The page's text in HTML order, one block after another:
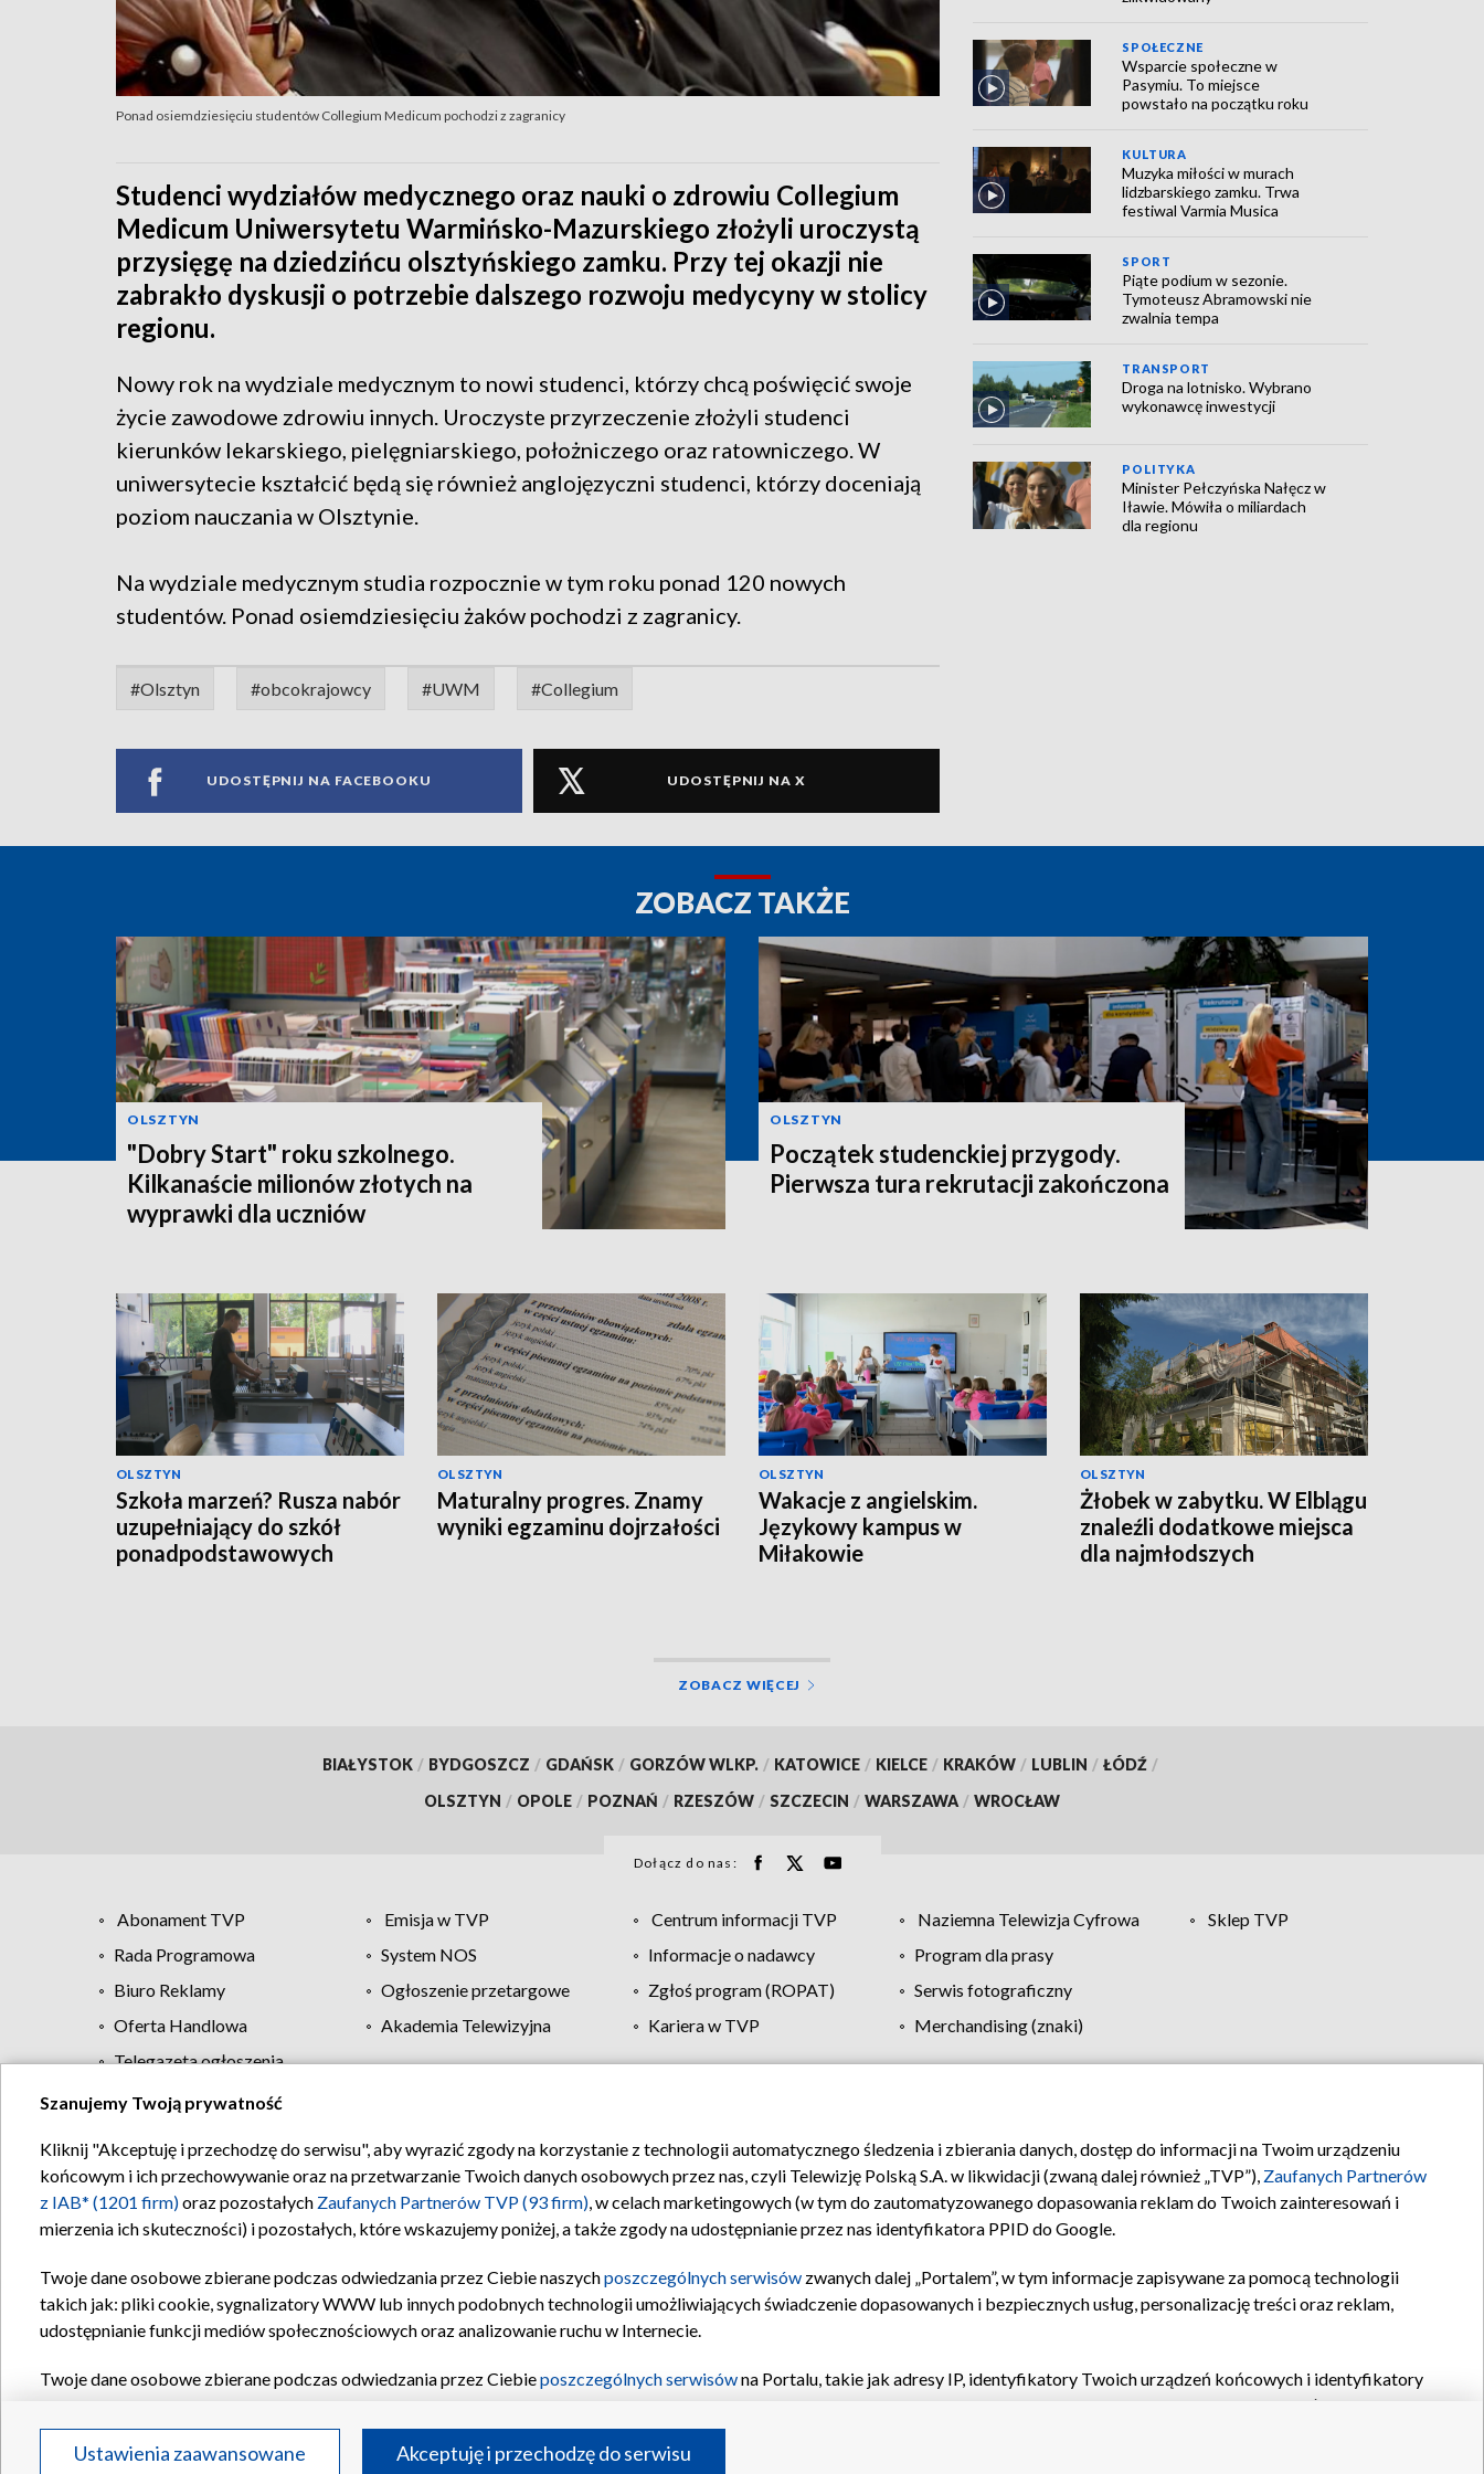
Ponad osiemdziesięciu studentów Collegium Medicum pochodzi z zagranicy
Studenci wydziałów medycznego oraz nauki o zdrowiu Collegium
Medicum Uniwersytetu Warmińsko-Mazurskiego złożyli uroczystą
przysięgę na dziedzińcu olsztyńskiego zamku. Przy tej okazji nie
zabrakło dyskusji o potrzebie dalszego rozwoju medycyny w stolicy
regionu.
Nowy rok na wydziale medycznym to nowi studenci, którzy chcą poświęcić swoje
życie zawodowe zdrowiu innych. Uroczyste przyrzeczenie złożyli studenci
kierunków lekarskiego, pielęgniarskiego, położniczego oraz ratowniczego. W
uniwersytecie kształcić będą się również anglojęzyczni studenci, którzy doceniają
poziom nauczania w Olsztynie.
Na wydziale medycznym studia rozpocznie w tym roku ponad 120 nowych
studentów. Ponad osiemdziesięciu żaków pochodzi z zagranicy.
#Olsztyn #obcokrajowcy #UWM #Collegium
UDOSTĘPNIJ NA FACEBOOKU UDOSTĘPNIJ NA X
SPOŁECZNE
Wsparcie społeczne w
Pasymiu. To miejsce
powstało na początku roku
KULTURA
Muzyka miłości w murach
lidzbarskiego zamku. Trwa
festiwal Varmia Musica
SPORT
Piąte podium w sezonie.
Tymoteusz Abramowski nie
zwalnia tempa
TRANSPORT
Droga na lotnisko. Wybrano
wykonawcę inwestycji
POLITYKA
Minister Pełczyńska Nałęcz w
Iławie. Mówiła o miliardach
dla regionu
ZOBACZ TAKŻE
OLSZTYN
"Dobry Start" roku szkolnego.
Kilkanaście milionów złotych na
wyprawki dla uczniów
OLSZTYN
Początek studenckiej przygody.
Pierwsza tura rekrutacji zakończona
OLSZTYN
Szkoła marzeń? Rusza nabór
uzupełniający do szkół
ponadpodstawowych
OLSZTYN
Maturalny progres. Znamy
wyniki egzaminu dojrzałości
OLSZTYN
Wakacje z angielskim.
Językowy kampus w
Miłakowie
OLSZTYN
Żłobek w zabytku. W Elblągu
znaleźli dodatkowe miejsca
dla najmłodszych
ZOBACZ WIĘCEJ
BIAŁYSTOK / BYDGOSZCZ / GDAŃSK / GORZÓW WLKP. / KATOWICE / KIELCE / KRAKÓW / LUBLIN / ŁÓDŹ /
OLSZTYN / OPOLE / POZNAŃ / RZESZÓW / SZCZECIN / WARSZAWA / WROCŁAW
Dołącz do nas:
Abonament TVP Emisja w TVP Centrum informacji TVP Naziemna Telewizja Cyfrowa
Sklep TVP
Rada Programowa
System NOS Informacje o nadawcy
Program dla prasy
Biuro Reklamy
Ogłoszenie przetargowe Zgłoś program (ROPAT)
Serwis fotograficzny
Oferta Handlowa
Akademia Telewizyjna Kariera w TVP
Merchandising (znaki)
Telegazeta ogłoszenia
Regulamin TVP Polityka prywatności Moje zgody Pomoc Biuro reklamy Kontakt
Szanujemy Twoją prywatność
Kliknij "Akceptuję i przechodzę do serwisu", aby wyrazić zgody na korzystanie z technologii automatycznego śledzenia i zbierania danych, dostęp do informacji na Twoim urządzeniu
końcowym i ich przechowywanie oraz na przetwarzanie Twoich danych osobowych przez nas, czyli Telewizję Polską S.A. w likwidacji (zwaną dalej również „TVP”), Zaufanych Partnerów
z IAB* (1201 firm)oraz pozostałych Zaufanych Partnerów TVP (93 firm), w celach marketingowych (w tym do zautomatyzowanego dopasowania reklam do Twoich zainteresowań i
mierzenia ich skuteczności) i pozostałych, które wskazujemy poniżej, a także zgody na udostępnianie przez nas identyfikatora PPID do Google.
Twoje dane osobowe zbierane podczas odwiedzania przez Ciebie naszychposzczególnych serwisów zwanych dalej „Portalem”, w tym informacje zapisywane za pomocą technologii
takich jak: pliki cookie, sygnalizatory WWW lub innych podobnych technologii umożliwiających świadczenie dopasowanych i bezpiecznych usług, personalizację treści oraz reklam,
udostępnianie funkcji mediów społecznościowych oraz analizowanie ruchu w Internecie.
Twoje dane osobowe zbierane podczas odwiedzania przez Ciebieposzczególnych serwisówna Portalu, takie jak adresy IP, identyfikatory Twoich urządzeń końcowych i identyfikatory
oraz pozostałych
Partnerów TVPdla realizacji następujących celów i funkcji: przechowywania informacji na urządzeniu lub dostęp do nich, wyboru podstawowych reklam, wyboru spersonalizowanych
reklam, tworzenia profilu spersonalizowanych reklam, tworzenia profilu spersonalizowanych treści, wyboru spersonalizowanych treści, pomiaru wydajności reklam, pomiaru wydajności
Ustawienia zaawansowane Akceptuję i przechodzę do serwisu